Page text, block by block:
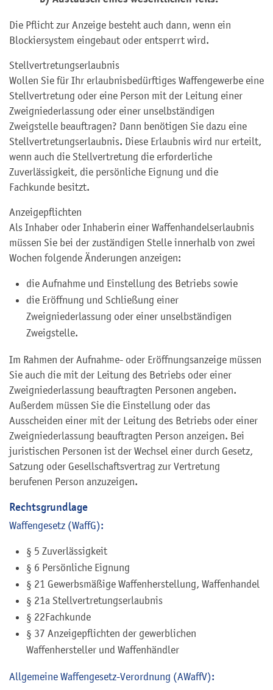
Die Pflicht zur Anzeige besteht auch dann, wenn ein
Blockiersystem eingebaut oder entsperrt wird.
Stellvertretungserlaubnis
Wollen Sie für Ihr erlaubnisbedürftiges Waffengewerbe eine
Stellvertretung oder eine Person mit der Leitung einer
Zweigniederlassung oder einer unselbständigen
Zweigstelle beauftragen? Dann benötigen Sie dazu eine
Stellvertretungserlaubnis. Diese Erlaubnis wird nur erteilt,
wenn auch die Stellvertretung die erforderliche
Zuverlässigkeit, die persönliche Eignung und die
Fachkunde besitzt.
Anzeigepflichten
Als Inhaber oder Inhaberin einer Waffenhandelserlaubnis
müssen Sie bei der zuständigen Stelle innerhalb von zwei
Wochen folgende Änderungen anzeigen:
die Aufnahme und Einstellung des Betriebs sowie
die Eröffnung und Schließung einer
Zweigniederlassung oder einer unselbständigen
Zweigstelle.
Im Rahmen der Aufnahme- oder Eröffnungsanzeige müssen
Sie auch die mit der Leitung des Betriebs oder einer
Zweigniederlassung beauftragten Personen angeben.
Außerdem müssen Sie die Einstellung oder das
Ausscheiden einer mit der Leitung des Betriebs oder einer
Zweigniederlassung beauftragten Person anzeigen. Bei
juristischen Personen ist der Wechsel einer durch Gesetz,
Satzung oder Gesellschaftsvertrag zur Vertretung
berufenen Person anzuzeigen.
Rechtsgrundlage
Waffengesetz (WaffG):
§ 5 Zuverlässigkeit
§ 6 Persönliche Eignung
§ 21 Gewerbsmäßige Waffenherstellung, Waffenhandel
§ 21a Stellvertretungserlaubnis
§ 22Fachkunde
§ 37 Anzeigepflichten der gewerblichen
Waffenhersteller und Waffenhändler
Allgemeine Waffengesetz-Verordnung (AWaffV):